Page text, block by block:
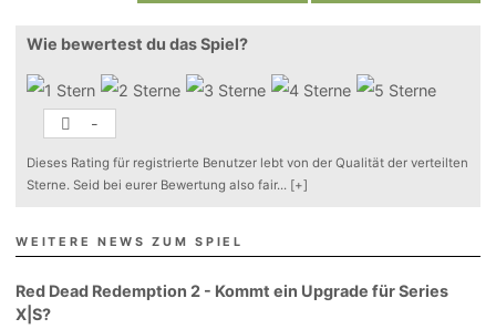
Wie bewertest du das Spiel?
-
Dieses Rating für registrierte Benutzer lebt von der Qualität der verteilten
Sterne. Seid bei eurer Bewertung also fair... [+]
WEITERE NEWS ZUM SPIEL
Red Dead Redemption 2 - Kommt ein Upgrade für Series
X|S?